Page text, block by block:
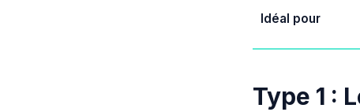
Idéal pour
Type 1 :